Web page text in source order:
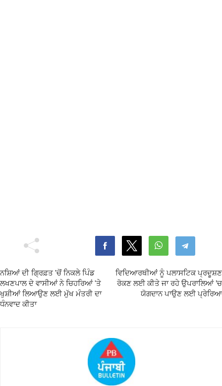
ਨਸ਼ਿਆਂ ਦੀ ਗ੍ਰਿਫ਼ਤ 'ਚੋਂ ਨਿਕਲੇ ਪਿੰਡ
ਲਖਣਪਾਲ ਦੇ ਵਾਸੀਆਂ ਨੇ ਚਿਹਰਿਆਂ 'ਤੇ
ਖੁਸ਼ੀਆਂ ਲਿਆਉਣ ਲਈ ਮੁੱਖ ਮੰਤਰੀ ਦਾ
ਧੰਨਵਾਦ ਕੀਤਾ
ਵਿਦਿਆਰਥੀਆਂ ਨੂੰ ਪਲਾਸਟਿਕ ਪ੍ਰਦੂਸ਼ਣ
ਰੋਕਣ ਲਈ ਕੀਤੇ ਜਾ ਰਹੇ ਉਪਰਾਲਿਆਂ ’ਚ
ਯੋਗਦਾਨ ਪਾਉਣ ਲਈ ਪ੍ਰੇਰਿਆ